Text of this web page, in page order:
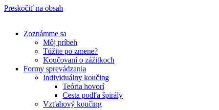
Preskočiť na obsah
Zoznámme sa
Môj príbeh
Túžite po zmene?
Koučovaní o zážitkoch
Formy sprevádzania
Individuálny koučing
Teória hovorí
Cesta podľa špirály
Vzťahový koučing